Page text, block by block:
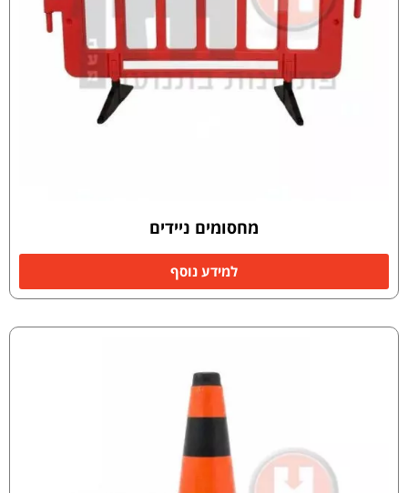
מחסומים ניידים
למידע נוסף